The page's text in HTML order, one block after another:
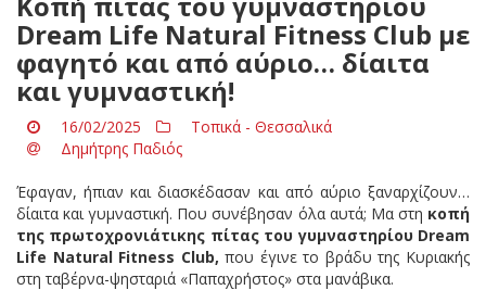
Dream Life Natural Fitness Club με
φαγητό και από αύριο… δίαιτα
και γυμναστική!
16/02/2025
Τοπικά - Θεσσαλικά
Δημήτρης Παδιός
Έφαγαν, ήπιαν και διασκέδασαν και από αύριο ξαναρχίζουν…
δίαιτα και γυμναστική. Που συνέβησαν όλα αυτά; Μα στη κοπή
της πρωτοχρονιάτικης πίτας του γυμναστηρίου Dream
Life Natural Fitness Club, που έγινε το βράδυ της Κυριακής
στη ταβέρνα-ψησταριά «Παπαχρήστος» στα μανάβικα.